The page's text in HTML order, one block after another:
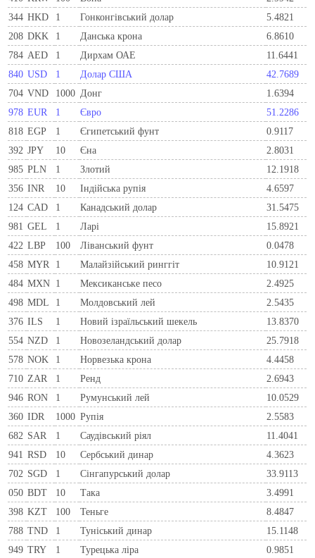
344 HKD 1 Гонконгівський долар
5.4821
208 DKK 1 Данська крона
6.8610
784 AED 1 Дирхам ОАЕ
11.6441
840 USD 1 Долар США
42.7689
704 VND 1000 Донг
1.6394
978 EUR 1 Євро
51.2286
818 EGP 1 Єгипетський фунт
0.9117
392 JPY 10 Єна
2.8031
985 PLN 1 Злотий
12.1918
356 INR 10 Індійська рупія
4.6597
124 CAD 1 Канадський долар
31.5475
981 GEL 1 Ларi
15.8921
422 LBP 100 Ліванський фунт
0.0478
458 MYR 1 Малайзійський ринггіт
10.9121
484 MXN 1 Мексиканське песо
2.4925
498 MDL 1 Молдовський лей
2.5435
376 ILS 1 Новий ізраїльський шекель
13.8370
554 NZD 1 Новозеландський долар
25.7918
578 NOK 1 Норвезька крона
4.4458
710 ZAR 1 Ренд
2.6943
946 RON 1 Румунський лей
10.0529
360 IDR 1000 Рупія
2.5583
682 SAR 1 Саудівський ріял
11.4041
941 RSD 10 Сербський динар
4.3623
702 SGD 1 Сінгапурський долар
33.9113
050 BDT 10 Така
3.4991
398 KZT 100 Теньге
8.4847
788 TND 1 Туніський динар
15.1148
949 TRY 1 Турецька ліра 0.9851